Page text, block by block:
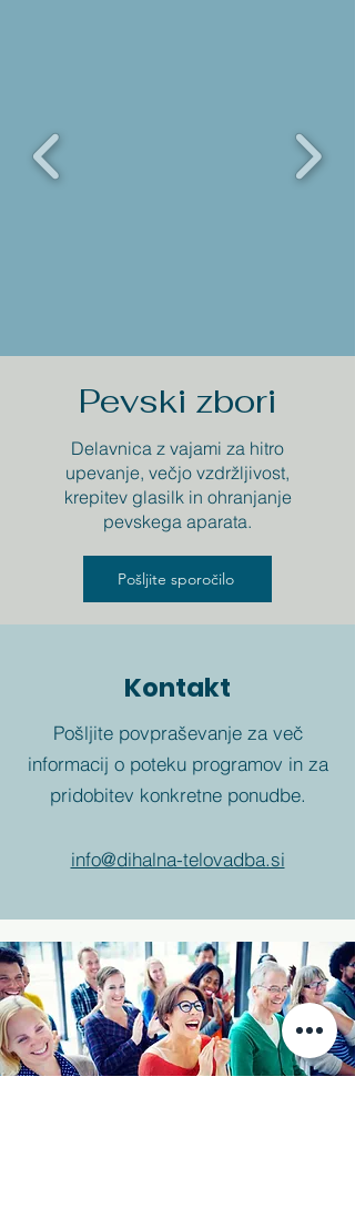
Pevski zbori
Delavnica z vajami za hitro
upevanje, večjo vzdržljivost,
krepitev glasilk in ohranjanje
pevskega aparata.
Pošljite sporočilo
Kontakt
Pošljite povpraševanje za več
informacij o poteku programov in za
pridobitev konkretne ponudbe.
info@dihalna-telovadba.si